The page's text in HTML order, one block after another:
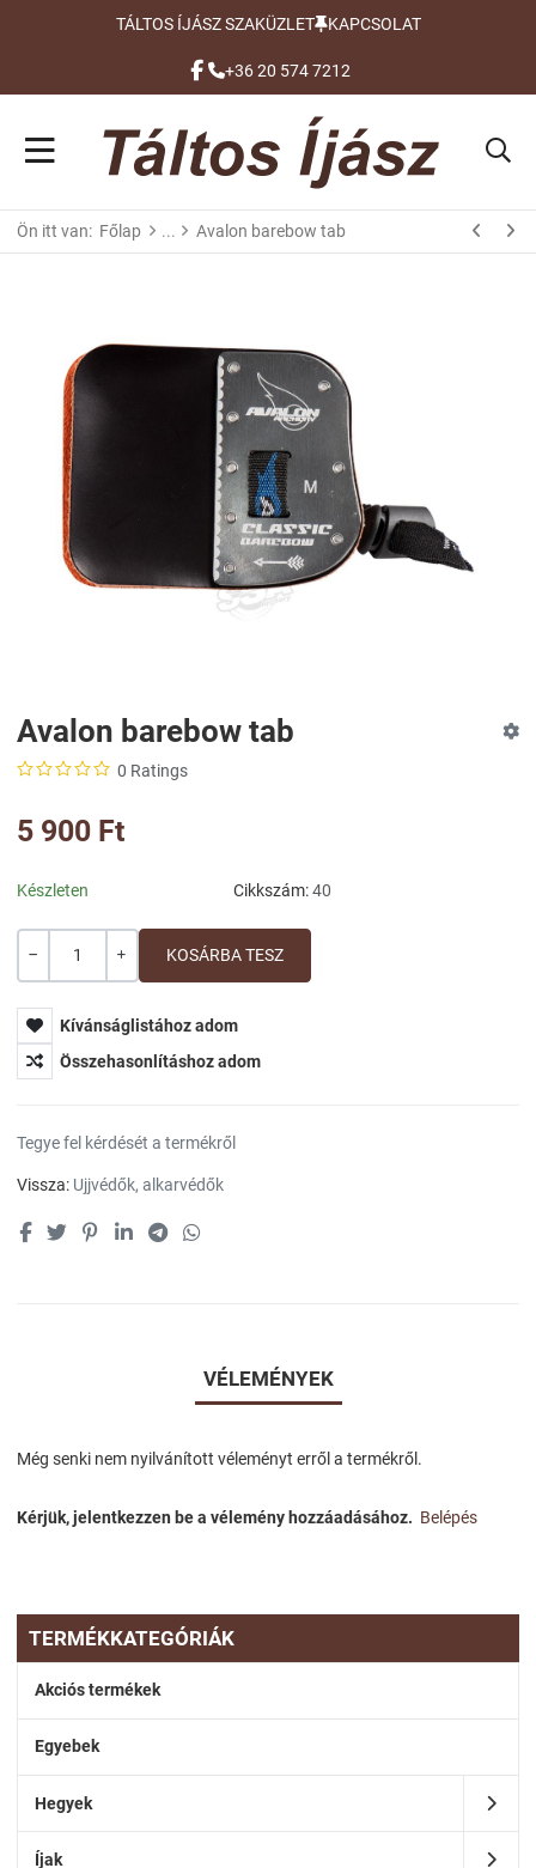
TÁLTOS ÍJÁSZ SZAKÜZLET KAPCSOLAT
FACEBOOK
+36 20 574 7212
Ön itt van: Főlap Avalon barebow tab
TERMÉKKATEGÓRIÁK
Akciós termékek
Egyebek
Hegyek
Íjak
Avalon barebow tab
0 Ratings
5 900 Ft
Készleten Cikkszám:40
Mennyiség
Kívánságlistához adom
Összehasonlításhoz adom
Tegye fel kérdését a termékről
Vissza: Ujjvédők, alkarvédők
VÉLEMÉNYEK
Még senki nem nyilvánított véleményt erről a termékről.
Kérjük, jelentkezzen be a vélemény hozzáadásához. Belépés